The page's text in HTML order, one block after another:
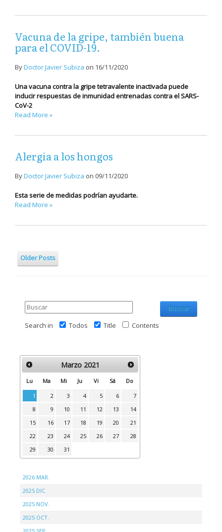
Vacuna de la gripe, también buena
para el COVID-19.
ByDoctor Javier Subiza on 16/11/2020
Una vacuna contra la gripe tetravalente inactivada puede
inducir respuestas de inmunidad entrenadas contra el SARS-
CoV-2
Read More »
Alergia a los hongos
ByDoctor Javier Subiza on 09/11/2020
Esta serie de medidas podrían ayudarte.
Read More »
Older Posts
Buscar
Search in
Todos Title Contents
Marzo 2021
Lu Ma Mi Ju Vi Sá Do
1 2 3 4 5 6
7
8
9 10 11 12 13
14
15
16 17 18 19 20
21
22
23 24 25 26 27
28
29
30 31
2026 MAR.
2025 DIC.
2025 NOV.
2025 OCT.